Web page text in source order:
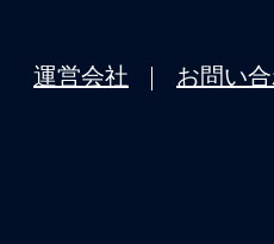
運営会社 お問い